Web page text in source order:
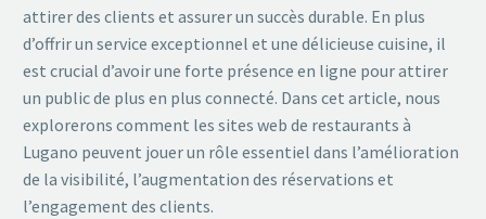
attirer des clients et assurer un succès durable. En plus
d’offrir un service exceptionnel et une délicieuse cuisine, il
est crucial d’avoir une forte présence en ligne pour attirer
un public de plus en plus connecté. Dans cet article, nous
explorerons comment les sites web de restaurants à
Lugano peuvent jouer un rôle essentiel dans l’amélioration
de la visibilité, l’augmentation des réservations et
l’engagement des clients.